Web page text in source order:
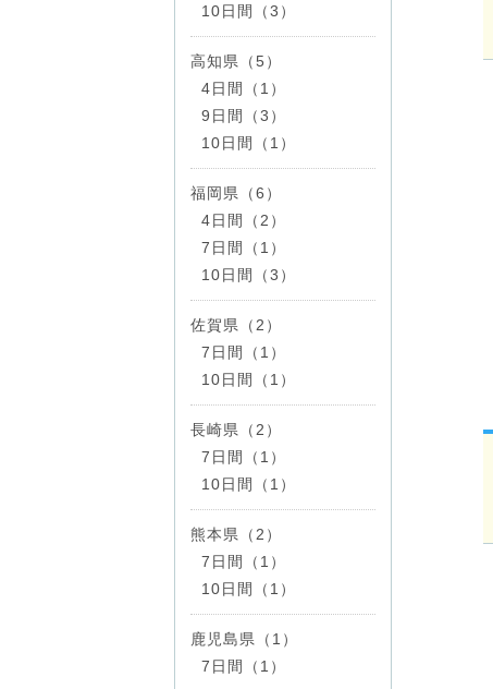
10日間（3）
高知県（5）
4日間（1）
9日間（3）
10日間（1）
福岡県（6）
4日間（2）
7日間（1）
10日間（3）
佐賀県（2）
7日間（1）
10日間（1）
長崎県（2）
7日間（1）
10日間（1）
熊本県（2）
7日間（1）
10日間（1）
鹿児島県（1）
7日間（1）